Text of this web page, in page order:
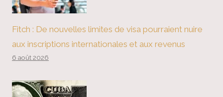
Fitch : De nouvelles limites de visa pourraient nuire
aux inscriptions internationales et aux revenus
6 août 2026